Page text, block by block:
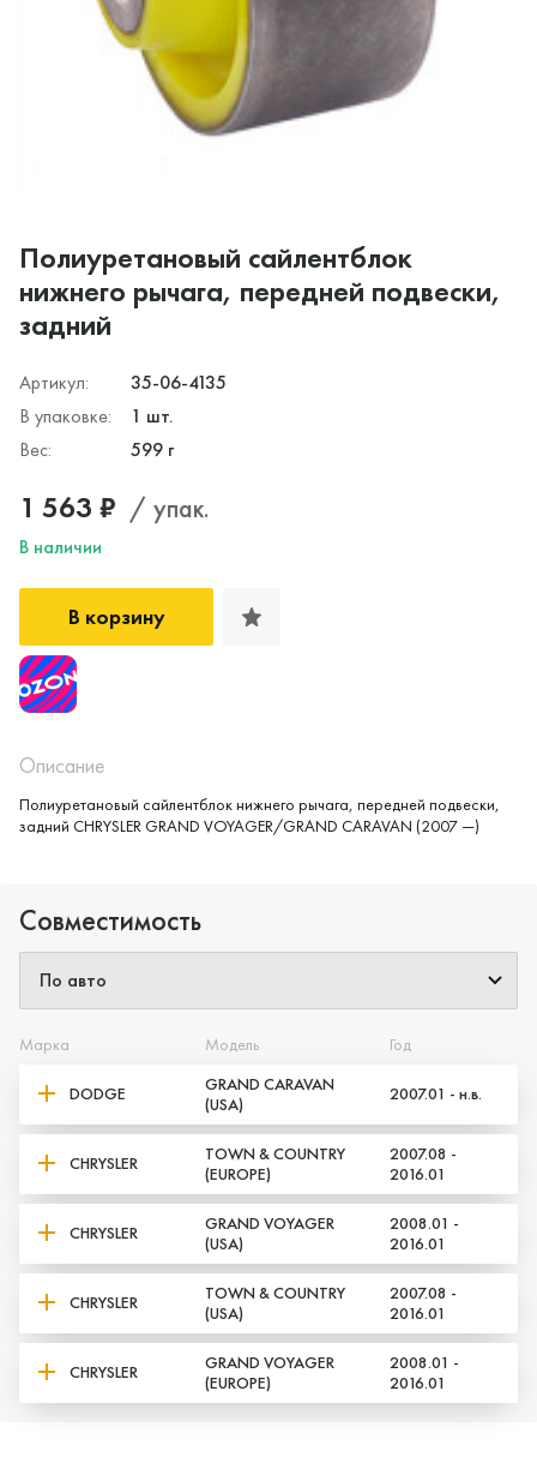
Полиуретановый сайлентблок
нижнего рычага, передней подвески,
задний
Артикул:
35-06-4135
В упаковке:
1 шт.
Вес:
599 г
1 563 ₽ / упак.
В наличии
В корзину
Описание
Полиуретановый сайлентблок нижнего рычага, передней подвески,
задний CHRYSLER GRAND VOYAGER/GRAND CARAVAN (2007 —)
Совместимость
Марка Модель Год
DODGE
GRAND CARAVAN
(USA)
2007.01 - н.в.
CHRYSLER
TOWN & COUNTRY
(EUROPE)
2007.08 -
2016.01
CHRYSLER
GRAND VOYAGER
(USA)
2008.01 -
2016.01
CHRYSLER
TOWN & COUNTRY
(USA)
2007.08 -
2016.01
CHRYSLER
GRAND VOYAGER
(EUROPE)
2008.01 -
2016.01